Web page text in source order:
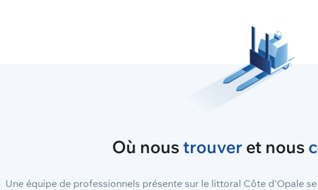
Où nous trouver et nous
Une équipe de professionnels présente sur le littoral Côte d'Opale